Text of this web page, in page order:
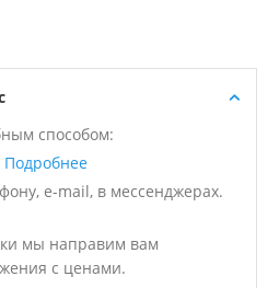
способом:
Подробнее
e-mail, в мессенджерах.
мы направим вам
с ценами.